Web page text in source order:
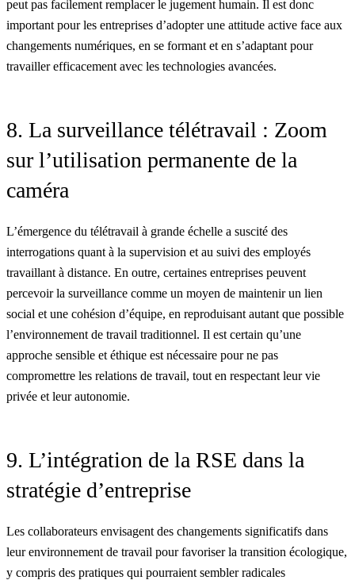
peut pas facilement remplacer le jugement humain. Il est donc
important pour les entreprises d’adopter une attitude active face aux
changements numériques, en se formant et en s’adaptant pour
travailler efficacement avec les technologies avancées.
8. La surveillance télétravail : Zoom
sur l’utilisation permanente de la
caméra
L’émergence du télétravail à grande échelle a suscité des
interrogations quant à la supervision et au suivi des employés
travaillant à distance. En outre, certaines entreprises peuvent
percevoir la surveillance comme un moyen de maintenir un lien
social et une cohésion d’équipe, en reproduisant autant que possible
l’environnement de travail traditionnel. Il est certain qu’une
approche sensible et éthique est nécessaire pour ne pas
compromettre les relations de travail, tout en respectant leur vie
privée et leur autonomie.
9. L’intégration de la RSE dans la
stratégie d’entreprise
Les collaborateurs envisagent des changements significatifs dans
leur environnement de travail pour favoriser la transition écologique,
y compris des pratiques qui pourraient sembler radicales